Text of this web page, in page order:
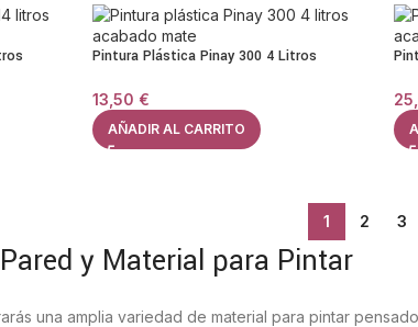
Pintura Plástica Pinay 300 4 Litros
13,50 €
AÑADIR AL CARRITO
1 2 3
y Material para Pintar
una amplia variedad de material para pintar